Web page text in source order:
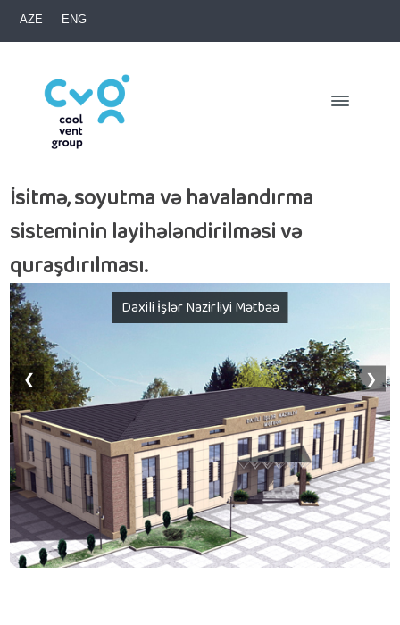
AZE ENG
İsitmə, soyutma və havalandırma
sisteminin layihələndirilməsi və
quraşdırılması.
Daxili İşlər Nazirliyi Mətbəə
❮ ❯